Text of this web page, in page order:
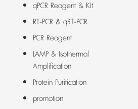
qPCR Reagent & Kit
RT-PCR & qRT-PCR
PCR Reagent
LAMP & Isothermal
Amplification
Protein Purification
promotion